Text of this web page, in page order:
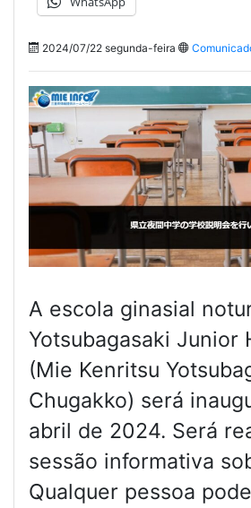
2024/07/22 segunda-feira
A escola ginasial
Yotsubagasaki Junior
(Mie Kenritsu
Chugakko) será
abril de 2024. Será
sessão informativa
Qualquer pessoa